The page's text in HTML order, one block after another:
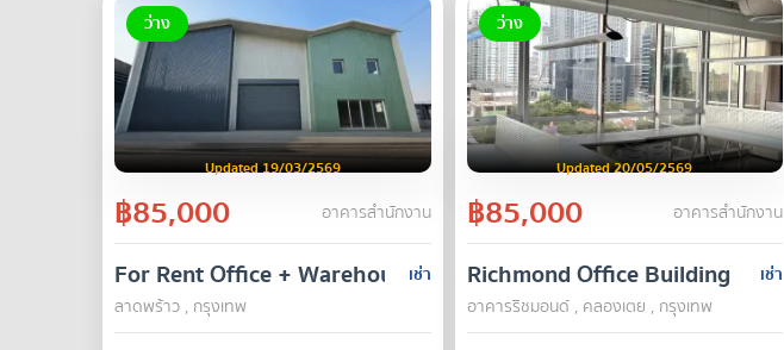
ว่าง
Updated 19/03/2569
฿85,000 อาคารสำนักงาน
เช่า
For Rent Office + Warehouse Soi Phokaew 4 , Lat Phrao 101
ลาดพร้าว , กรุงเทพ
ว่าง
Updated 20/05/2569
฿85,000 อาคารสำนักงาน
เช่า
Richmond Office Building
อาคารริชมอนด์ , คลองเตย , กรุงเทพ